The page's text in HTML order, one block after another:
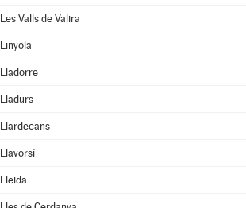
Les Valls de Valira
Linyola
Lladorre
Lladurs
Llardecans
Llavorsí
Lleida